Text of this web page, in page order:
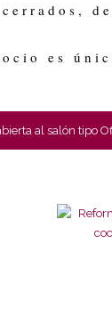
es
al salón tipo